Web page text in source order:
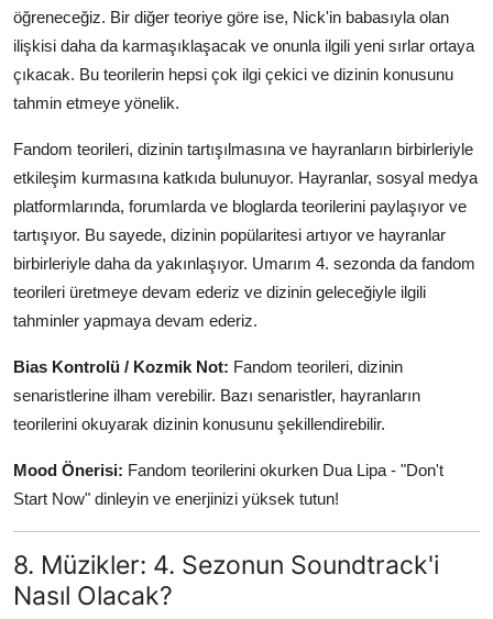
öğreneceğiz. Bir diğer teoriye göre ise, Nick'in babasıyla olan
ilişkisi daha da karmaşıklaşacak ve onunla ilgili yeni sırlar ortaya
çıkacak. Bu teorilerin hepsi çok ilgi çekici ve dizinin konusunu
tahmin etmeye yönelik.
Fandom teorileri, dizinin tartışılmasına ve hayranların birbirleriyle
etkileşim kurmasına katkıda bulunuyor. Hayranlar, sosyal medya
platformlarında, forumlarda ve bloglarda teorilerini paylaşıyor ve
tartışıyor. Bu sayede, dizinin popülaritesi artıyor ve hayranlar
birbirleriyle daha da yakınlaşıyor. Umarım 4. sezonda da fandom
teorileri üretmeye devam ederiz ve dizinin geleceğiyle ilgili
tahminler yapmaya devam ederiz.
Bias Kontrolü / Kozmik Not: Fandom teorileri, dizinin
senaristlerine ilham verebilir. Bazı senaristler, hayranların
teorilerini okuyarak dizinin konusunu şekillendirebilir.
Mood Önerisi: Fandom teorilerini okurken Dua Lipa - "Don't
Start Now" dinleyin ve enerjinizi yüksek tutun!
8. Müzikler: 4. Sezonun Soundtrack'i
Nasıl Olacak?